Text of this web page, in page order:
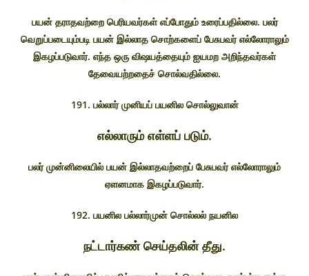
பயன் தராதவற்றை பெரியவர்கள் எப்போதும் உரைப்பதில்லை. பலர்
வெறுப்படையும்படி பயன் இல்லாத சொற்களைப் பேசுபவர் எல்லோராலும்
இகழப்படுவார். எந்த ஒரு விஷயத்தையும் ஐயமற அறிந்தவர்கள்
தேவையற்றதைச் சொல்வதில்லை.
191. பல்லார் முனியப் பயனில சொல்லுவான்
எல்லாரும் எள்ளப் படும்.
பலர் முன்னிலையில் பயன் இல்லாதவற்றைப் பேசுபவர் எல்லோராலும்
ஏளனமாக இகழப்படுவார்.
192. பயனில பல்லார்முன் சொல்லல் நயனில
நட்டார்கண் செய்தலின் தீது.